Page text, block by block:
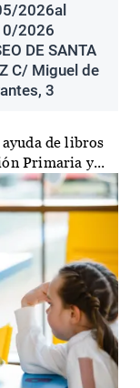
2026al
2026
DE SANTA
C/ Miguel de
3
de libros
Primaria y...